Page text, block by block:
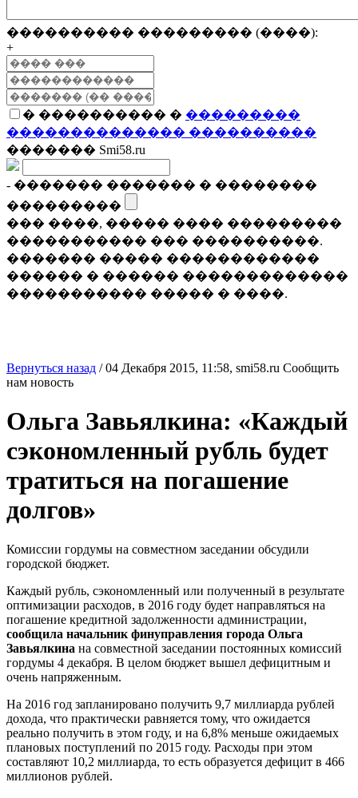
���������� ��������� (����):
+
� ���������� � ���������
�������������� ����������
������� Smi58.ru
- ������� ������� � ��������
���������
��� ����, ����� ���� ���������
����������� ��� ����������.
������� ����� ������������
������ � ������ �������������
����������� ����� � ����.
Вернуться назад /04 Декабря 2015, 11:58, smi58.ru Сообщить
нам новость
Ольга Завьялкина: «Каждый
сэкономленный рубль будет
тратиться на погашение
долгов»
Комиссии гордумы на совместном заседании обсудили
городской бюджет.
Каждый рубль, сэкономленный или полученный в результате
оптимизации расходов, в 2016 году будет направляться на
погашение кредитной задолженности администрации,
сообщила начальник финуправления города Ольга
Завьялкина на совместной заседании постоянных комиссий
гордумы 4 декабря. В целом бюджет вышел дефицитным и
очень напряженным.
На 2016 год запланировано получить 9,7 миллиарда рублей
дохода, что практически равняется тому, что ожидается
реально получить в этом году, и на 6,8% меньше ожидаемых
плановых поступлений по 2015 году. Расходы при этом
составляют 10,2 миллиарда, то есть образуется дефицит в 466
миллионов рублей.